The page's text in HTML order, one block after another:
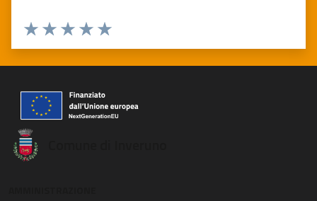
Valuta 5 stelle su 5
Valuta 4 stelle su 5
Valuta 3 stelle su 5
Valuta 2 stelle su 5
Valuta 1 stelle su 5